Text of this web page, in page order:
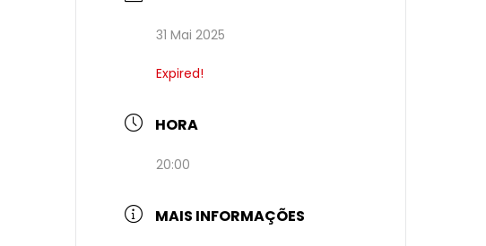
31 Mai 2025
Expired!
HORA
20:00
MAIS INFORMAÇÕES